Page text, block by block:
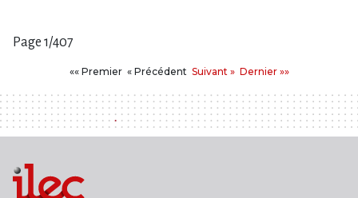
Page 1/407
«« PremierPremier
« PrécédentPrécédent
Suivant
Suivant » Dernier
Dernier »»